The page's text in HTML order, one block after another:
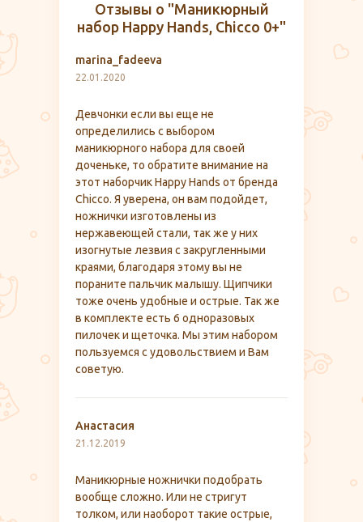
Отзывы о "Маникюрный
набор Happy Hands, Chicco 0+"
marina_fadeeva
22.01.2020
Девчонки если вы еще не
определились с выбором
маникюрного набора для своей
доченьке, то обратите внимание на
этот наборчик Happy Hands от бренда
Chicco. Я уверена, он вам подойдет,
ножнички изготовлены из
нержавеющей стали, так же у них
изогнутые лезвия с закругленными
краями, благодаря этому вы не
пораните пальчик малышу. Щипчики
тоже очень удобные и острые. Так же
в комплекте есть 6 одноразовых
пилочек и щеточка. Мы этим набором
пользуемся с удовольствием и Вам
советую.
Анастасия
21.12.2019
Маникюрные ножнички подобрать
вообще сложно. Или не стригут
толком, или наоборот такие острые,